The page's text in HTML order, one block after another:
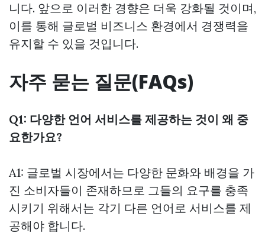
니다. 앞으로 이러한 경향은 더욱 강화될 것이며,
이를 통해 글로벌 비즈니스 환경에서 경쟁력을
유지할 수 있을 것입니다.
자주 묻는 질문(FAQs)
Q1: 다양한 언어 서비스를 제공하는 것이 왜 중
요한가요?
A1: 글로벌 시장에서는 다양한 문화와 배경을 가
진 소비자들이 존재하므로 그들의 요구를 충족
시키기 위해서는 각기 다른 언어로 서비스를 제
공해야 합니다.